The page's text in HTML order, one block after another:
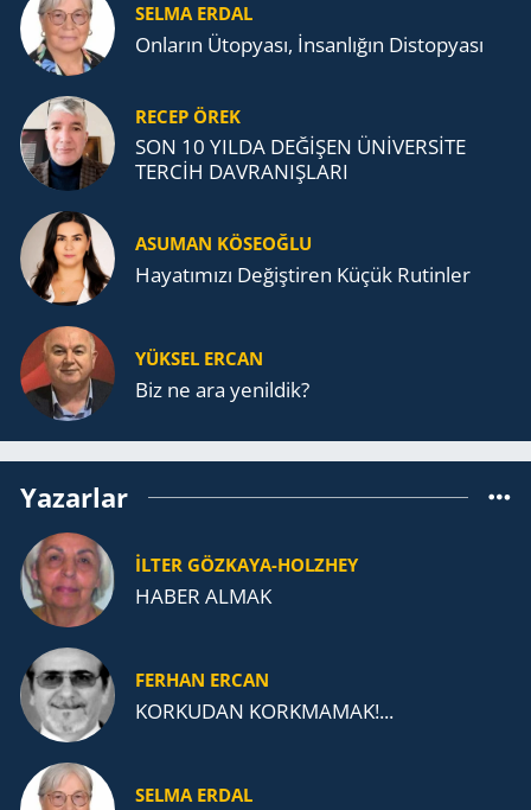
SELMA ERDAL
Onların Ütopyası, İnsanlığın Distopyası
RECEP ÖREK
SON 10 YILDA DEĞİŞEN ÜNİVERSİTE
TERCİH DAVRANIŞLARI
ASUMAN KÖSEOĞLU
Ha­ya­tı­mı­zı De­ğiş­ti­ren Küçük Ru­tin­ler
YÜKSEL ERCAN
Biz ne ara yenildik?
Yazarlar
İLTER GÖZKAYA-HOLZHEY
HABER ALMAK
FERHAN ERCAN
KORKUDAN KORKMAMAK!...
SELMA ERDAL